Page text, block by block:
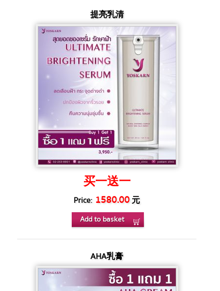
提亮乳清
买一送一
Price: 1580.00元
Add to basket
AHA乳膏